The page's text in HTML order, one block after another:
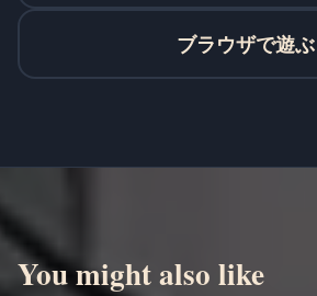
ブラウザで遊ぶ
You might also like